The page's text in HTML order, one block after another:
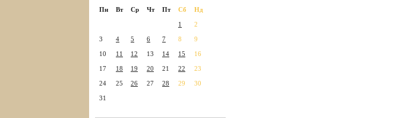
Пн
Вт Ср Чт Пт Сб Нд
1 2
3 4 5 6 7 8 9
10 11 12 13 14 15 16
17 18 19 20 21 22 23
24 25 26 27 28 29 30
31